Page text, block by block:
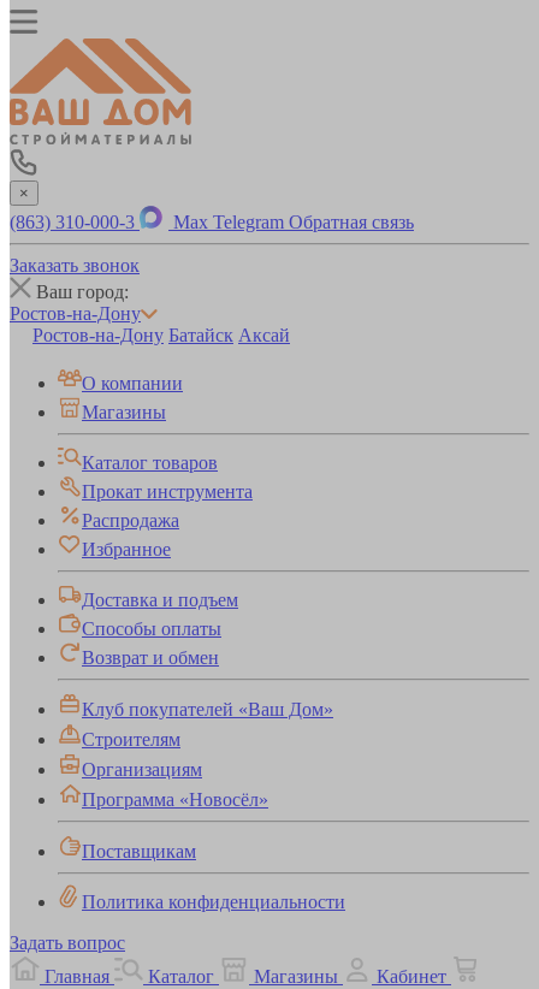
×
(863) 310-000-3 Max Telegram Обратная связь
Заказать звонок
Ваш город:
Ростов-на-Дону
Ростов-на-Дону Батайск Аксай
О компании
Магазины
Каталог товаров
Прокат инструмента
Распродажа
Избранное
Доставка и подъем
Способы оплаты
Возврат и обмен
Клуб покупателей «Ваш Дом»
Строителям
Организациям
Программа «Новосёл»
Поставщикам
Политика конфиденциальности
Задать вопрос
Главная
Каталог Магазины
Кабинет